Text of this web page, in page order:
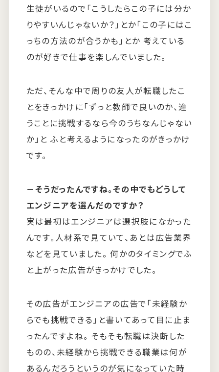
生徒がいるので「こうしたらこの子には分か
りやすいんじゃないか？」とか「この子にはこ
っちの方法のが合うかも」とか 考えている
のが好きで仕事を楽しんでいました。
ただ、そんな中で周りの友人が転職したこ
とをきっかけに「ずっと教師で良いのか、違
うことに挑戦するなら今のうちなんじゃない
か」と ふと考えるようになったのがきっかけ
です。
－そうだったんですね。その中でもどうして
エンジニアを選んだのですか？
実は最初はエンジニアは選択肢になかった
んです。人材系で見ていて、あとは広告業界
などを見ていました。 何かのタイミングでふ
と上がった広告がきっかけでした。
その広告がエンジニアの広告で「未経験か
らでも挑戦できる」と書いてあって目に止ま
ったんですよね。 そもそも転職は決断した
ものの、未経験から挑戦できる職業は何が
あるんだろうというのが気になっていた時